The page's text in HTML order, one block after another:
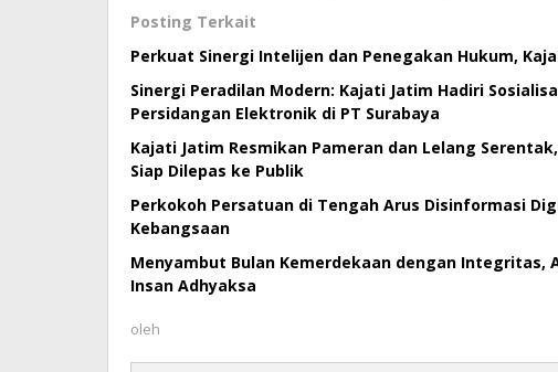
Posting Terkait
Perkuat Sinergi Intelijen dan Penegakan Hukum,
Sinergi Peradilan Modern: Kajati Jatim Hadiri
Persidangan Elektronik di PT Surabaya
Kajati Jatim Resmikan Pameran dan Lelang
Siap Dilepas ke Publik
Perkokoh Persatuan di Tengah Arus Disinformasi
Kebangsaan
Menyambut Bulan Kemerdekaan dengan Integritas,
Insan Adhyaksa
oleh